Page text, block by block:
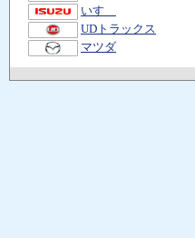
いすゞ
UDトラックス
マツダ